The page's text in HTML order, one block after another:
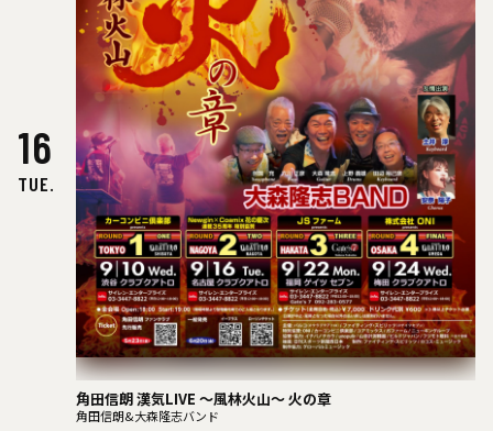
16
TUE.
角田信朗 漢気LIVE ～風林火山～ 火の章
角田信朗&大森隆志バンド